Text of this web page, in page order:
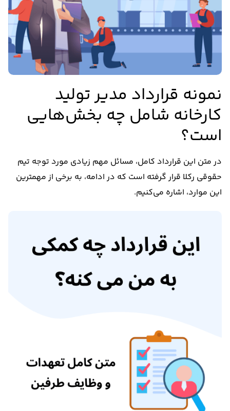
نمونه قرارداد مدیر تولید
کارخانه شامل چه بخش‌هایی
است؟
در متن این قرارداد کامل، مسائل مهم زیادی مورد توجه تیم
حقوقی رکلا قرار گرفته است که در ادامه، به برخی از مهمترین
این موارد، اشاره می‌کنیم.